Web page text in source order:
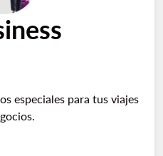
especiales para tus viajes